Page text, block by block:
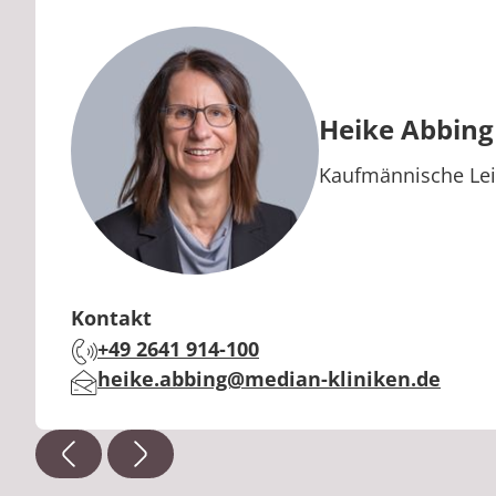
Heike Abbing
Berufstitel:
Kaufmännische
Kontakt
Telefon:
+49 2641 914-100
E-Mail:
heike.abbing@median-kliniken.de